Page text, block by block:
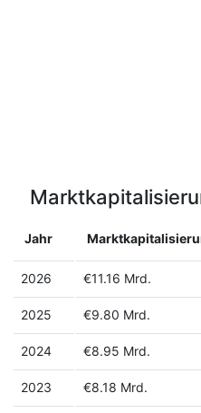
Jahr
2026 €11.16 Mrd.
2025 €9.80 Mrd.
2024 €8.95 Mrd.
2023 €8.18 Mrd.